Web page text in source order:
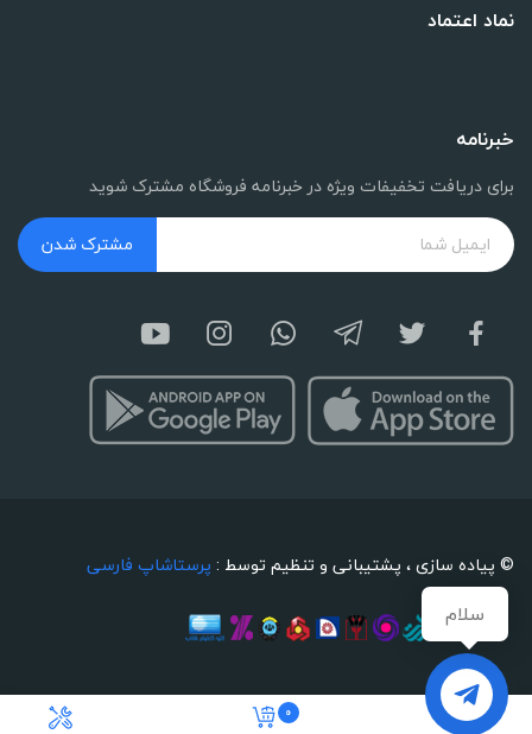
0
نماد اعتماد
خبرنامه
برای دریافت تخفیفات ویژه در خبرنامه فروشگاه مشترک شوید
مشترک شدن
© پیاده سازی ، پشتیبانی و تنظیم توسط : پرستاشاپ فارسی
سلام